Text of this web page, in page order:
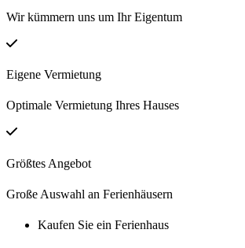
Wir kümmern uns um Ihr Eigentum
Eigene Vermietung
Optimale Vermietung Ihres Hauses
Größtes Angebot
Große Auswahl an Ferienhäusern
Kaufen Sie ein Ferienhaus